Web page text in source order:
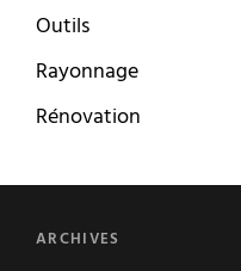
Outils
Rayonnage
Rénovation
ARCHIVES